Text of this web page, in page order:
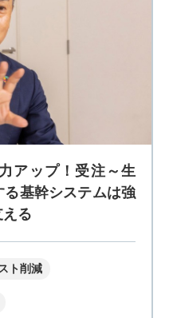
アップ！受注～生
基幹システムは強
る
ト削減